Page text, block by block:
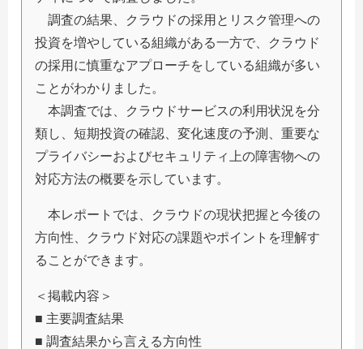
調査の結果、クラウドの採用とリスク管理への
投資を増やしている組織がある一方で、クラウド
の採用に慎重なアプローチをしている組織が多い
ことがわかりました。
本調査では、クラウドサービスの利用状況を分
類し、短期投資の確認、変化速度の予測、重要な
プライバシーおよびセキュリティ上の障害物への
対応方法の概要を示しています。
本レポートでは、クラウドの現状把握と今後の
方向性、クラウド対応の課題やポイントを理解す
ることができます。
＜掲載内容＞
■ 主要調査結果
■ 調査結果から言える方向性